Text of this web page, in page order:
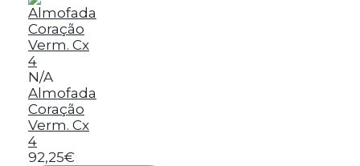
N/A
Almofada
Coração
Verm. Cx
4
92,25€